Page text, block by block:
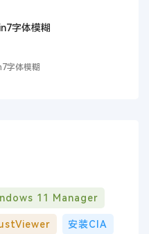
字体模糊
字体模糊
11 Manager
安装CIA